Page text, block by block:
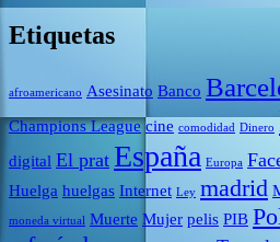
Etiquetas
afroamericano Asesinato Banco
Champions League cine comodidad Dinero
digital El prat España Europa
Huelga huelgas Internet Ley madrid
moneda virtual Muerte Mujer pelis PIB